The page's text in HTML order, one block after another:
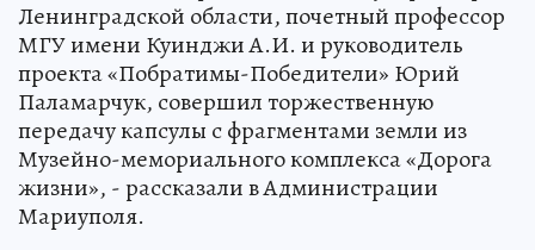
Ленинградской области, почетный профессор
МГУ имени Куинджи А.И. и руководитель
проекта «Побратимы-Победители» Юрий
Паламарчук, совершил торжественную
передачу капсулы с фрагментами земли из
Музейно-мемориального комплекса «Дорога
жизни», - рассказали в Администрации
Мариуполя.